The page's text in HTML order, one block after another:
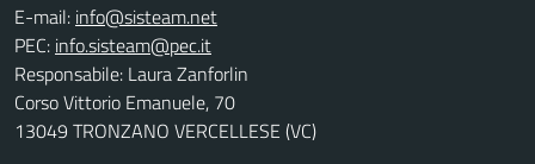
E-mail:
PEC:
Responsabile: Laura Zanforlin
Corso Vittorio Emanuele, 70
13049 TRONZANO VERCELLESE (VC)